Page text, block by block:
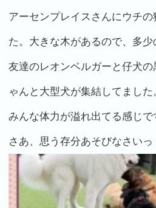
アーセンプレイスさんにウチ
た。大きな木があるので、多
友達のレオンベルガーと仔犬
ゃんと大型犬が集結してました
みんな体力が溢れ出てる感じで
さあ、思う存分あそびなさいっ